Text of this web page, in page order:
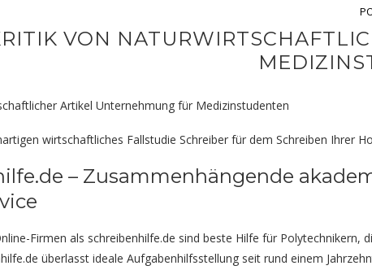
VON
Artikel Unternehmung für Medizinstudenten
wirtschaftliches Fallstudie Schreiber für dem Schreiben Ihrer
– Zusammenhängende
Firmen als schreibenhilfe.de sind beste Hilfe für
überlasst ideale Aufgabenhilfsstellung seit rund einem